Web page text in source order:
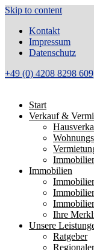
Skip to content
Kontakt
Impressum
Datenschutz
+49 (0) 4208 8298 609
Start
Verkauf &
Immobilien
Ihre
Unsere
Ratgeber